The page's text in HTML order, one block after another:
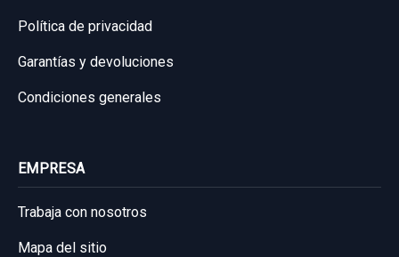
Política de privacidad
Garantías y devoluciones
Condiciones generales
EMPRESA
Trabaja con nosotros
Mapa del sitio